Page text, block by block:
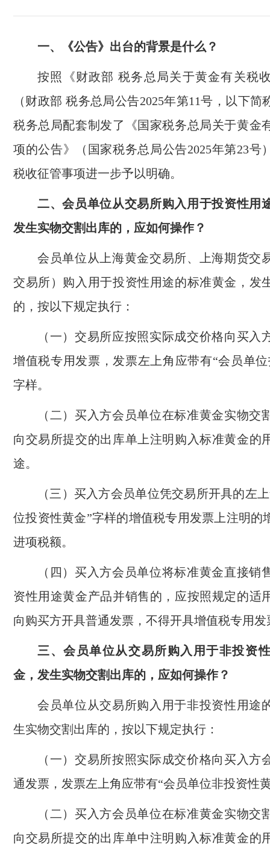
一、《公告》出台的背景是什么？
按照《财政部 税务总局关于黄金有关税
（财政部 税务总局公告2025年第11号，以下简
税务总局配套制发了《国家税务总局关于黄金
项的公告》（国家税务总局公告2025年第23号
税收征管事项进一步予以明确。
二、会员单位从交易所购入用于投资性用
发生实物交割出库的，应如何操作？
会员单位从上海黄金交易所、上海期货交
交易所）购入用于投资性用途的标准黄金，发
的，按以下规定执行：
（一）交易所应按照实际成交价格向买入
增值税专用发票，发票左上角应带有“会员单
字样。
（二）买入方会员单位在标准黄金实物交
向交易所提交的出库单上注明购入标准黄金的
途。
（三）买入方会员单位凭交易所开具的左
位投资性黄金”字样的增值税专用发票上注明的
进项税额。
（四）买入方会员单位将标准黄金直接销
资性用途黄金产品并销售的，应按照规定的适
向购买方开具普通发票，不得开具增值税专用发
三、会员单位从交易所购入用于非投资
金，发生实物交割出库的，应如何操作？
会员单位从交易所购入用于非投资性用途
生实物交割出库的，按以下规定执行：
（一）交易所按照实际成交价格向买入方
通发票，发票左上角应带有“会员单位非投资性
（二）买入方会员单位在标准黄金实物交
向交易所提交的出库单中注明购入标准黄金的